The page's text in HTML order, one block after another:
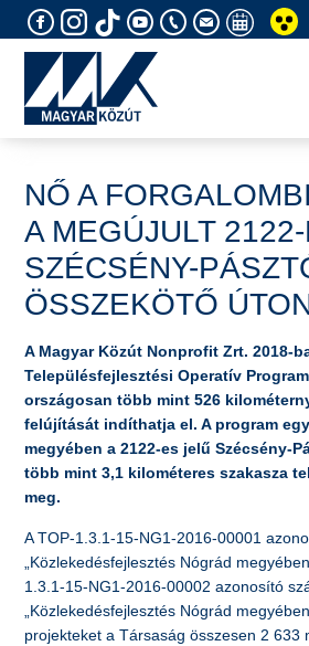
to
NŐ A
A MEGÚJULT
SZÉCSÉNY-
ÖSSZEKÖTŐ
A Magyar Közút Nonprofit Zrt. 2018-
Településfejlesztési Operatív
országosan több mint 526
felújítását indíthatja el. A program
megyében a 2122-es jelű Szécsény-
több mint 3,1 kilométeres szakasza
meg.
A TOP-1.3.1-15-NG1-2016-00001
„Közlekedésfejlesztés Nógrád
1.3.1-15-NG1-2016-00002 azonosító
„Közlekedésfejlesztés Nógrád
projekteket a Társaság összesen 2 633